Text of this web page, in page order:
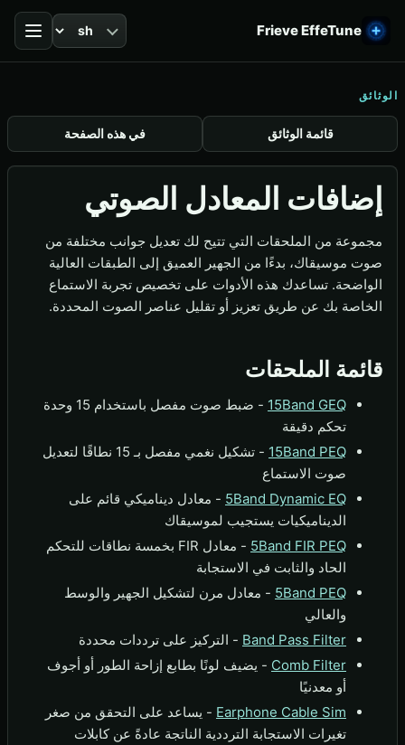
Frieve EffeTune اللغة
الوثائق
قائمة الوثائق في هذه الصفحة
إضافات المعادل الصوتي
مجموعة من الملحقات التي تتيح لك تعديل جوانب مختلفة من
صوت موسيقاك، بدءًا من الجهير العميق إلى الطبقات العالية
الواضحة. تساعدك هذه الأدوات على تخصيص تجربة الاستماع
الخاصة بك عن طريق تعزيز أو تقليل عناصر الصوت المحددة.
قائمة الملحقات
15Band GEQ
- ضبط صوت مفصل باستخدام 15 وحدة
تحكم دقيقة
15Band PEQ
- تشكيل نغمي مفصل بـ 15 نطاقًا لتعديل
صوت الاستماع
5Band Dynamic EQ - معادل ديناميكي قائم على
الديناميكيات يستجيب لموسيقاك
5Band FIR PEQ
- معادل FIR بخمسة نطاقات للتحكم
الحاد والثابت في الاستجابة
5Band PEQ - معادل مرن لتشكيل الجهير والوسط
والعالي
Band Pass Filter - التركيز على ترددات محددة
Comb Filter - يضيف لونًا بطابع إزاحة الطور أو أجوف
أو معدنيًا
Earphone Cable Sim - يساعد على التحقق من صغر
تغيرات الاستجابة الترددية الناتجة عادةً عن كابلات